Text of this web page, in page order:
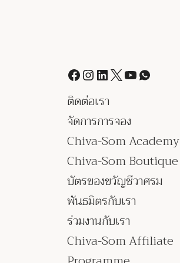
ติดต่อเรา
จัดการการจอง
Chiva-Som Academy
Chiva-Som Boutique
บัตรของขวัญชีวาศรม
พันธมิตรกับเรา
ร่วมงานกับเรา
Chiva-Som Affiliate